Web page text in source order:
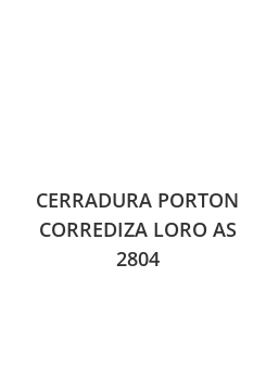
CERRADURA PORTON
CORREDIZA LORO AS
2804